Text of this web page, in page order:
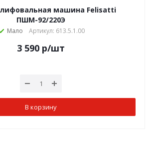
машина Felisatti
ПШМ-92/220Э
Мало Артикул: 613.5.1.00
3 590 р/шт
В корзину